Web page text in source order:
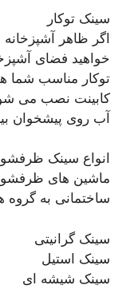
سینک توکار
اگر ظاهر
خواهید فضای
توکار مناسب شما
کابینت نصب می
آب روی پیشخوان
انواع سینک
ماشین های
ساختمانی به
سینک گرانیتی
سینک استیل
سینک شیشه ای